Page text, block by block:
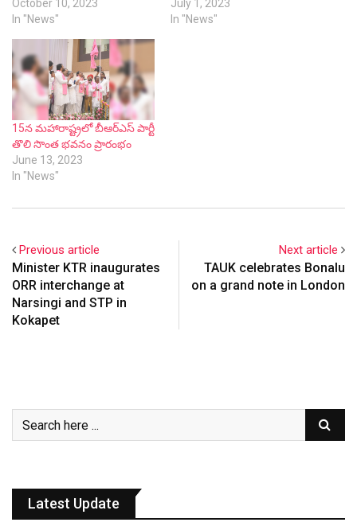
October 10, 2023
In "News"
July 1, 2023
In "News"
15న మహారాష్ట్రలో బీఆర్‌ఎస్‌ పార్టీ
తొలి సొంత భవనం ప్రారంభం
June 13, 2023
In "News"
Previous article
Minister KTR inaugurates
ORR interchange at
Narsingi and STP in
Kokapet
Next article
TAUK celebrates Bonalu
on a grand note in London
Latest Update